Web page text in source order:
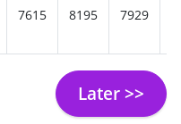
7615 8195 7929
Later >>